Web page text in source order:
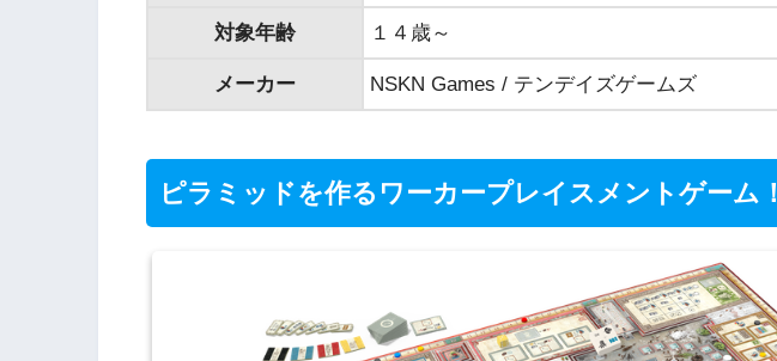
対象年齢 １４歳～
メーカー NSKN Games / テンデイズゲームズ
ピラミッドを作るワーカープレイスメントゲーム！